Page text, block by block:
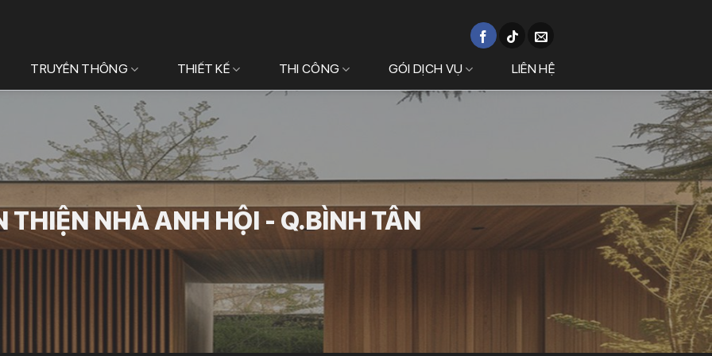
TRUYỀN THÔNG THIẾT KẾ THI CÔNG GÓI DỊCH VỤ LIÊN HỆ
THIỆN NHÀ ANH HỘI - Q.BÌNH TÂN